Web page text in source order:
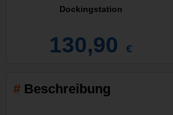
Dockingstation
130,90 €
Beschreibung